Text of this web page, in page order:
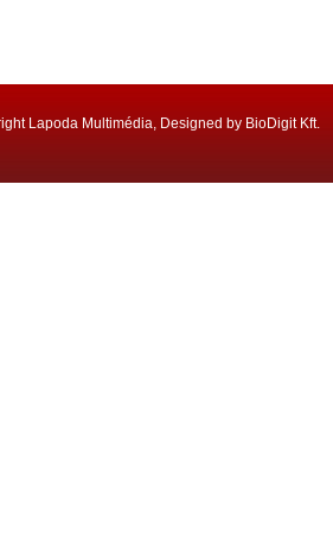
Lapoda Multimédia, Designed by BioDigit Kft.